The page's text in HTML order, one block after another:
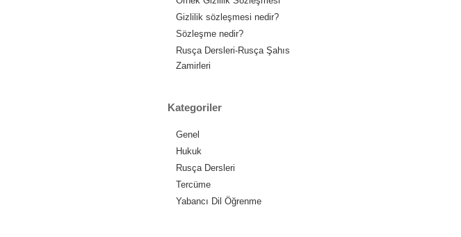
Gizlilik sözleşmesi nedir?
Sözleşme nedir?
Rusça Dersleri-Rusça Şahıs
Zamirleri
Kategoriler
Genel
Hukuk
Rusça Dersleri
Tercüme
Yabancı Dil Öğrenme